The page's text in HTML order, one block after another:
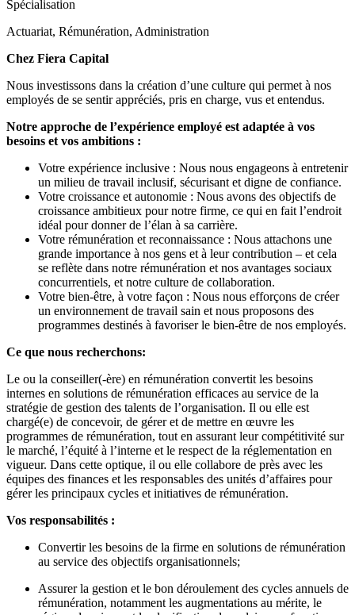
Spécialisation
Actuariat, Rémunération, Administration
Chez Fiera Capital
Nous investissons dans la création d’une culture qui permet à nos
employés de se sentir appréciés, pris en charge, vus et entendus.
Notre approche de l’expérience employé est adaptée à vos
besoins et vos ambitions :
Votre expérience inclusive : Nous nous engageons à entretenir
un milieu de travail inclusif, sécurisant et digne de confiance.
Votre croissance et autonomie : Nous avons des objectifs de
croissance ambitieux pour notre firme, ce qui en fait l’endroit
idéal pour donner de l’élan à sa carrière.
Votre rémunération et reconnaissance : Nous attachons une
grande importance à nos gens et à leur contribution – et cela
se reflète dans notre rémunération et nos avantages sociaux
concurrentiels, et notre culture de collaboration.
Votre bien-être, à votre façon : Nous nous efforçons de créer
un environnement de travail sain et nous proposons des
programmes destinés à favoriser le bien-être de nos employés.
Ce que nous recherchons:
Le ou la conseiller(-ère) en rémunération convertit les besoins
internes en solutions de rémunération efficaces au service de la
stratégie de gestion des talents de l’organisation. Il ou elle est
chargé(e) de concevoir, de gérer et de mettre en œuvre les
programmes de rémunération, tout en assurant leur compétitivité sur
le marché, l’équité à l’interne et le respect de la réglementation en
vigueur. Dans cette optique, il ou elle collabore de près avec les
équipes des finances et les responsables des unités d’affaires pour
gérer les principaux cycles et initiatives de rémunération.
Vos responsabilités :
Convertir les besoins de la firme en solutions de rémunération
au service des objectifs organisationnels;
Assurer la gestion et le bon déroulement des cycles annuels de
rémunération, notamment les augmentations au mérite, le